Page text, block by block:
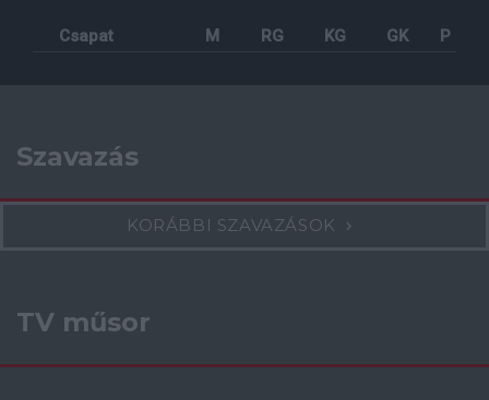
Csapat M RG KG GK P
Szavazás
KORÁBBI SZAVAZÁSOK
TV műsor